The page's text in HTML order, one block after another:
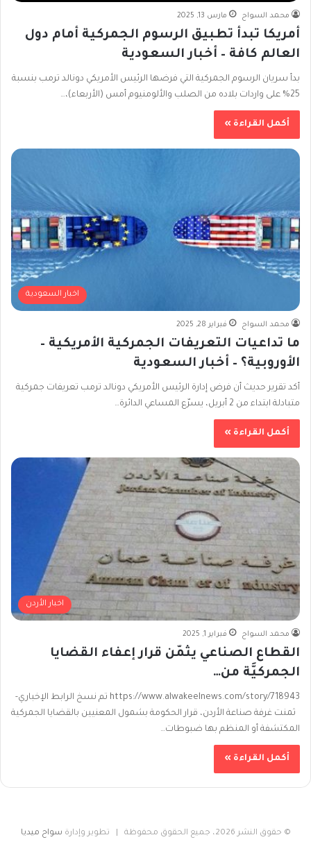
محمد السواح مارس 13, 2025
أمريكا تبدأ تطبيق الرسوم الجمركية أمام دول
العالم كافة – أخبار السعودية
بدأ سريان الرسوم الجمركية التي فرضها الرئيس الأمريكي دونالد ترمب بنسبة
25% على واردات بلاده من الصلب والألومنيوم أمس (الأربعاء)،…
أكمل القراءة »
اخبار السعودية
محمد السواح فبراير 28, 2025
ما تداعيات التعريفات الجمركية الأمريكية –
الأوروبية؟ – أخبار السعودية
أكد تقرير حديث أن فرض إدارة الرئيس الأمريكي دونالد ترمب تعريفات جمركية
متبادلة ابتداء من 2 أبريل، يسرّع المساعي الدائرة…
أكمل القراءة »
اخبار الأردن
محمد السواح فبراير 1, 2025
القطاع الصناعي يثمّن قرار إعفاء القضايا
الجمركيَّة من…
https://www.alwakeelnews.com/story/718943 تم نسخ الرابط الإخباري-
ثمنت غرفة صناعة الأردن، قرار الحكومة بشمول المعنيين بالقضايا الجمركية
المكتشفة أو المنظم بها ضبوطات…
أكمل القراءة »
© حقوق النشر 2026، جميع الحقوق محفوظة | تطوير وإدارة سواح ميديا